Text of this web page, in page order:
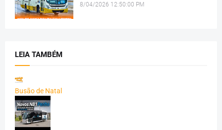
8/04/2026 12:50:00 PM
LEIA TAMBÉM
Busão de Natal